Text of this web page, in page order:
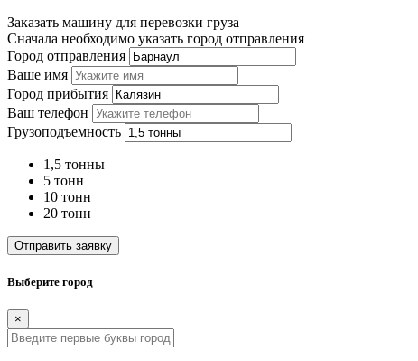
Заказать машину для перевозки груза
Сначала необходимо указать город отправления
Город отправления
Ваше имя
Город прибытия
Ваш телефон
Грузоподъемность
1,5 тонны
5 тонн
10 тонн
20 тонн
Отправить заявку
Выберите город
×